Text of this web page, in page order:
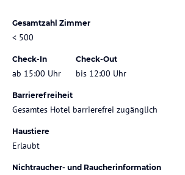
Gesamtzahl Zimmer
< 500
Check-In
ab 15:00 Uhr
Check-Out
bis 12:00 Uhr
Barrierefreiheit
Gesamtes Hotel barrierefrei zugänglich
Haustiere
Erlaubt
Nichtraucher- und Raucherinformation